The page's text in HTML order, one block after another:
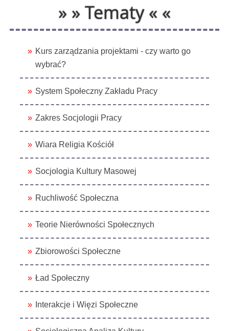
» » Tematy « «
Kurs zarządzania projektami - czy warto go
wybrać?
System Społeczny Zakładu Pracy
Zakres Socjologii Pracy
Wiara Religia Kościół
Socjologia Kultury Masowej
Ruchliwość Społeczna
Teorie Nierówności Społecznych
Zbiorowości Społeczne
Ład Społeczny
Interakcje i Więzi Społeczne